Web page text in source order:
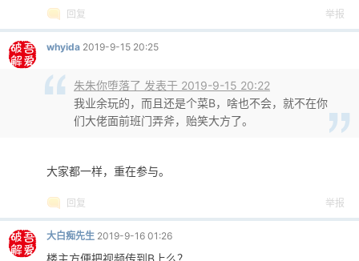
回复 举报
whyida 2019-9-15 20:25
朱朱你堕落了 发表于 2019-9-15 20:22
我业余玩的，而且还是个菜B，啥也不会，就不在你
们大佬面前班门弄斧，贻笑大方了。
大家都一样，重在参与。
回复 举报
大白痴先生 2019-9-16 01:26
楼主方便把视频传到B上么？